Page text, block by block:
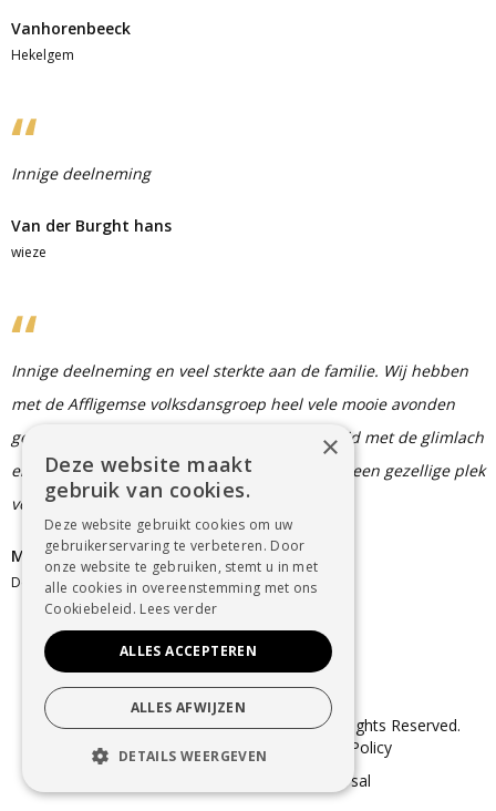
Vanhorenbeeck
Hekelgem
Innige deelneming
Van der Burght hans
wieze
Innige deelneming en veel sterkte aan de familie. Wij hebben
met de Affligemse volksdansgroep heel vele mooie avonden
gehad in het café van Marc en werden er altijd met de glimlach
en een vriendelijk woord bediend, het was er een gezellige plek
voor iedereen. Zo zullen wij hem gedenken.
Machteld Van den Bossche
Denderleeuw
© Copyright 2025 Uitvaartzorg Dender. All Rights Reserved.
Sitemap– Cookie Policy
Privacy Policy
door conversal
×
Deze website maakt
gebruik van cookies.
Deze website gebruikt cookies om uw
gebruikerservaring te verbeteren. Door
onze website te gebruiken, stemt u in met
alle cookies in overeenstemming met ons
Cookiebeleid. Lees verder
ALLES ACCEPTEREN
ALLES AFWIJZEN
DETAILS WEERGEVEN
STRIKT NOODZAKELIJK